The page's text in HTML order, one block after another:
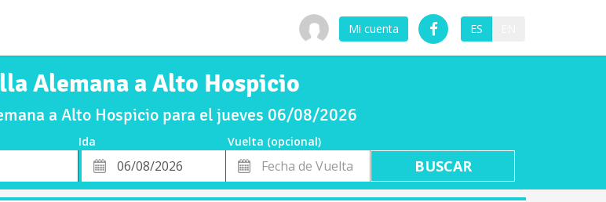
Mi cuenta ES
Alemana a Alto Hospicio
a Alto Hospicio para el jueves 06/08/2026
Ida
Vuelta (opcional)
Fecha
de
Fecha
de
Vuelta